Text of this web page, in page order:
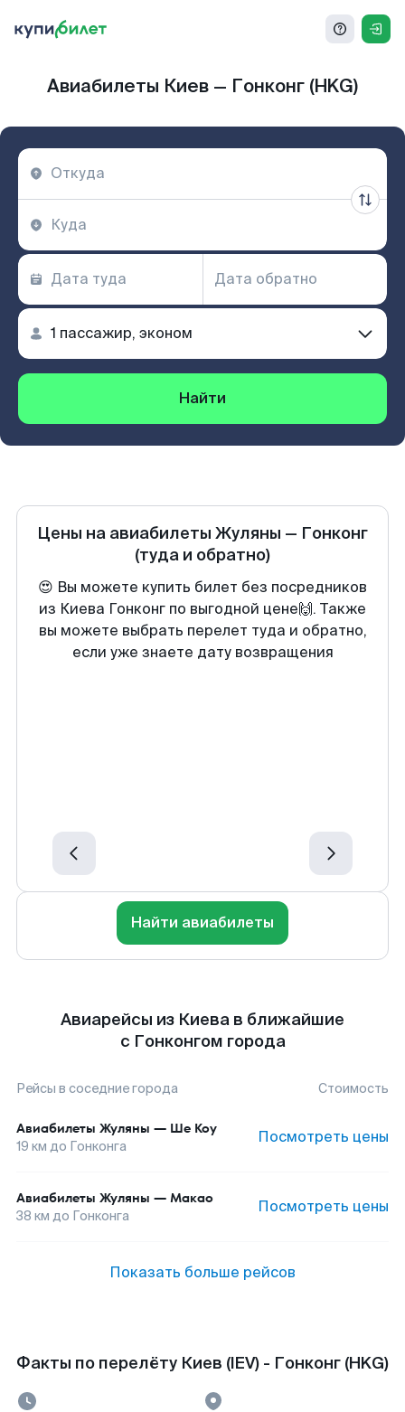
Авиабилеты Киев — Гонконг (HKG)
Найти
Цены на авиабилеты Жуляны — Гонконг
(туда и обратно)
😍 Вы можете купить билет без посредников
из Киева Гонконг по выгодной цене🙌. Также
вы можете выбрать перелет туда и обратно,
если уже знаете дату возвращения
Найти авиабилеты
Авиарейсы из Киева в ближайшие
с Гонконгом города
Рейсы в соседние города Стоимость
Авиабилеты Жуляны — Ше Коу
19 км до Гонконга Посмотреть цены
Авиабилеты Жуляны — Макао
38 км до Гонконга Посмотреть цены
Показать больше рейсов
Факты по перелёту Киев (IEV) - Гонконг (HKG)